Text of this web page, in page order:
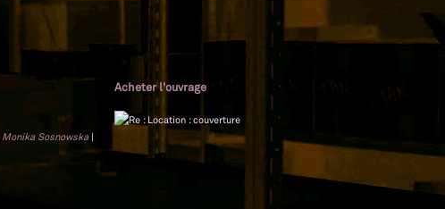
Acheter l'ouvrage
Monika Sosnowska |